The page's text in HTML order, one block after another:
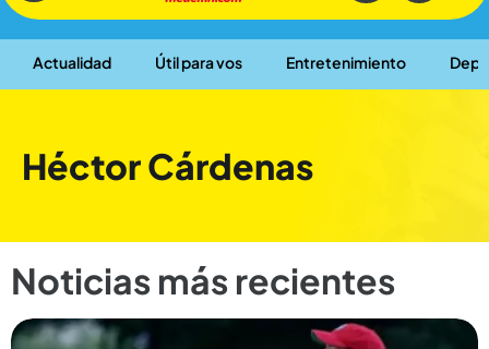
Actualidad Útil para vos Entretenimiento
Héctor Cárdenas
Noticias más recientes